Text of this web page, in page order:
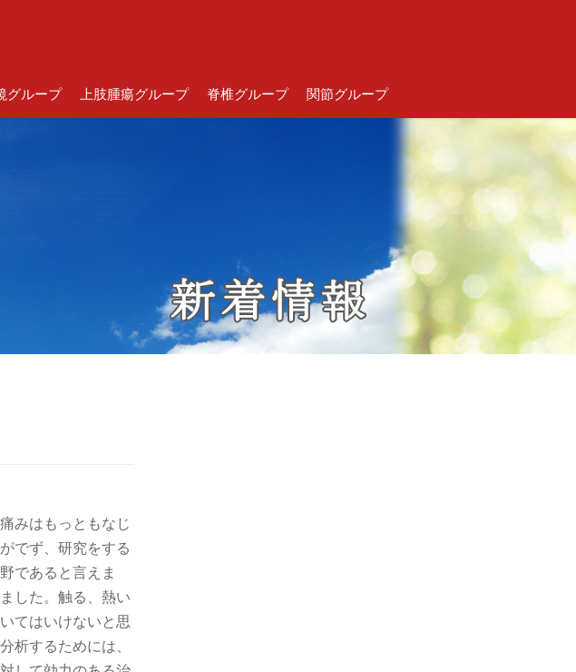
グループ 上肢腫瘍グループ 脊椎グループ 関節グループ
みはもっともなじ
でず、研究をする
であると言えま
した。触る、熱い
てはいけないと思
析するためには、